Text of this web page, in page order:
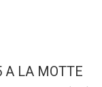
A LA MOTTE